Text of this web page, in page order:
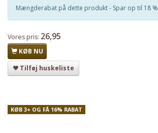
Mængderabat på dette produkt - Spar op til 18 %
Vores pris: 26,95
KØB NU
Tilføj huskeliste
KØB 3+ OG FÅ 16% RABAT